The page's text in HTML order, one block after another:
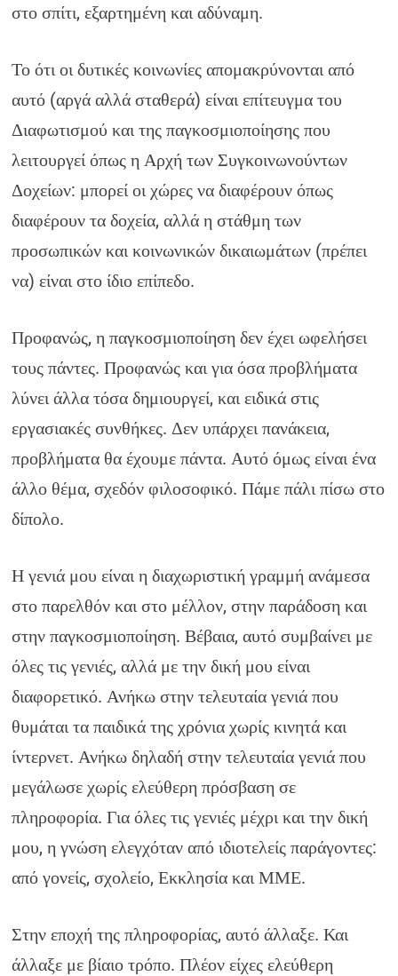
στο σπίτι, εξαρτημένη και αδύναμη.
Το ότι οι δυτικές κοινωνίες απομακρύνονται από
αυτό (αργά αλλά σταθερά) είναι επίτευγμα του
Διαφωτισμού και της παγκοσμιοποίησης που
λειτουργεί όπως η Αρχή των Συγκοινωνούντων
Δοχείων: μπορεί οι χώρες να διαφέρουν όπως
διαφέρουν τα δοχεία, αλλά η στάθμη των
προσωπικών και κοινωνικών δικαιωμάτων (πρέπει
να) είναι στο ίδιο επίπεδο.
Προφανώς, η παγκοσμιοποίηση δεν έχει ωφελήσει
τους πάντες. Προφανώς και για όσα προβλήματα
λύνει άλλα τόσα δημιουργεί, και ειδικά στις
εργασιακές συνθήκες. Δεν υπάρχει πανάκεια,
προβλήματα θα έχουμε πάντα. Αυτό όμως είναι ένα
άλλο θέμα, σχεδόν φιλοσοφικό. Πάμε πάλι πίσω στο
δίπολο.
Η γενιά μου είναι η διαχωριστική γραμμή ανάμεσα
στο παρελθόν και στο μέλλον, στην παράδοση και
στην παγκοσμιοποίηση. Βέβαια, αυτό συμβαίνει με
όλες τις γενιές, αλλά με την δική μου είναι
διαφορετικό. Ανήκω στην τελευταία γενιά που
θυμάται τα παιδικά της χρόνια χωρίς κινητά και
ίντερνετ. Ανήκω δηλαδή στην τελευταία γενιά που
μεγάλωσε χωρίς ελεύθερη πρόσβαση σε
πληροφορία. Για όλες τις γενιές μέχρι και την δική
μου, η γνώση ελεγχόταν από ιδιοτελείς παράγοντες:
από γονείς, σχολείο, Εκκλησία και ΜΜΕ.
Στην εποχή της πληροφορίας, αυτό άλλαξε. Και
άλλαξε με βίαιο τρόπο. Πλέον είχες ελεύθερη